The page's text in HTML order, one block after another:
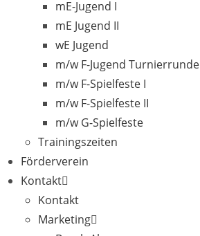
mE-Jugend I
mE Jugend II
wE Jugend
m/w F-Jugend Turnierrunde
m/w F-Spielfeste I
m/w F-Spielfeste II
m/w G-Spielfeste
Trainingszeiten
Förderverein
Kontakt
Kontakt
Marketing